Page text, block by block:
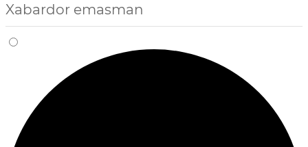
Xabardor emasman